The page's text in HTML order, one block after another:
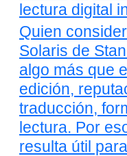
lectura digital
Quien
Solaris de
algo más que
edición,
traducción,
lectura. Por
resulta útil